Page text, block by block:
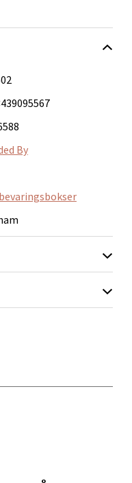
som gir den et
organiseringen
By
7340 Oppdal
Orkanger
113, 7300